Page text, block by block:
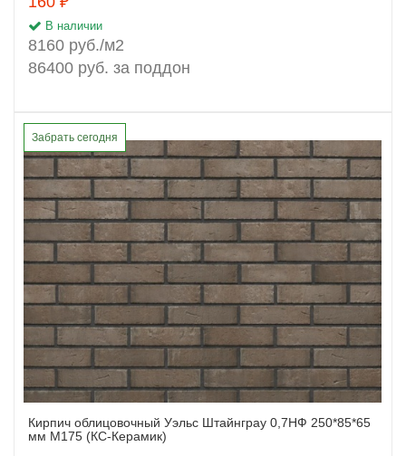
В наличии
8160 руб./м2
86400 руб. за поддон
Забрать сегодня
Заказать
Кирпич облицовочный Уэльс Штайнграу 0,7НФ 250*85*65
мм М175 (КС-Керамик)